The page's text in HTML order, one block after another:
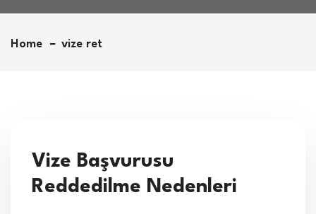
Home vize ret
Vize Başvurusu
Reddedilme Nedenleri